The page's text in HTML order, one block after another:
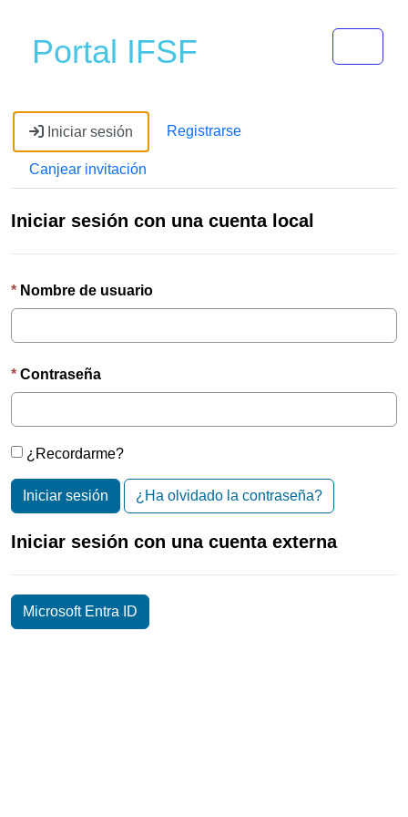
Portal IFSF
Iniciar sesión Registrarse
Canjear invitación
Iniciar sesión con una cuenta local
Nombre de usuario
Contraseña
¿Recordarme?
Iniciar sesión ¿Ha olvidado la contraseña?
Iniciar sesión con una cuenta externa
Microsoft Entra ID